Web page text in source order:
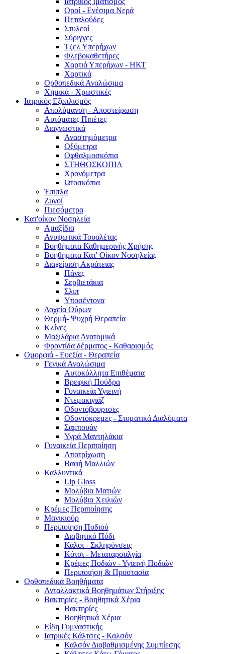
Οροί - Ενέσιμα Νερά
Πεταλούδες
Στυλεοί
Σύριγγες
Τζελ Υπερήχων
Φλεβοκαθετήρες
Χαρτιά Υπερήχων - ΗΚΤ
Χαρτικά
Ορθοπεδικά Αναλώσιμα
Χημικά - Χρωστικές
Ιατρικός Εξοπλισμός
Απολύμανση - Αποστείρωση
Αυτόματες Πιπέτες
Διαγνωστικά
Αναστημόμετρα
Οξύμετρα
Οφθαλμοσκόπια
ΣΤΗΘΟΣΚΟΠΙΑ
Χρονόμετρα
Ωτοσκόπια
Έπιπλα
Ζυγοί
Πιεσόμετρα
Κατ'οίκον Νοσηλεία
Αμαξίδια
Ανυψωτικά Τουαλέτας
Βοηθήματα Καθημερινής Χρήσης
Βοηθήματα Κατ' Οίκον Νοσηλείας
Διαχείριση Ακράτειας
Πάνες
Σερβιετάκια
Σλιπ
Υποσέντονα
Δοχεία Ούρων
Θερμή- Ψυχρή Θεραπεία
Κλίνες
Μαξιλάρια Ανατομικά
Φροντίδα δέρματος - Καθαρισμός
Ομορφιά - Ευεξία - Θεραπεία
Γενικά Αναλώσιμα
Αυτοκόλλητα Επιθέματα
Βρεφική Πούδρα
Γυναικεία Υγιεινή
Ντεμακιγιάζ
Οδοντόβουρτσες
Οδοντόκρεμες - Στοματικά Διαλύματα
Σαμπουάν
Υγρά Μαντηλάκια
Γυναικεία Περιποίηση
Αποτρίχωση
Βαφή Μαλλιών
Καλλυντικά
Lip Gloss
Μολύβια Ματιών
Μολύβια Χειλιών
Κρέμες Περιποίησης
Μανικιούρ
Περιποίηση Ποδιού
Διαβητικό Πόδι
Κάλοι - Σκληρύνσεις
Κότσι - Μεταταρσαλγία
Κρέμες Ποδιών - Υγιεινή Ποδιών
Περιποιήση & Προστασία
Ορθοπεδικά Βοηθήματα
Ανταλλακτικά Βοηθημάτων Στήριξης
Βακτηρίες - Βοηθητικά Χέρια
Βακτηρίες
Βοηθητικά Χέρια
Είδη Γυμναστικής
Ιατρικές Κάλτσες - Καλσόν
Καλσόν Διαβαθμισμένης Συμπίεσης